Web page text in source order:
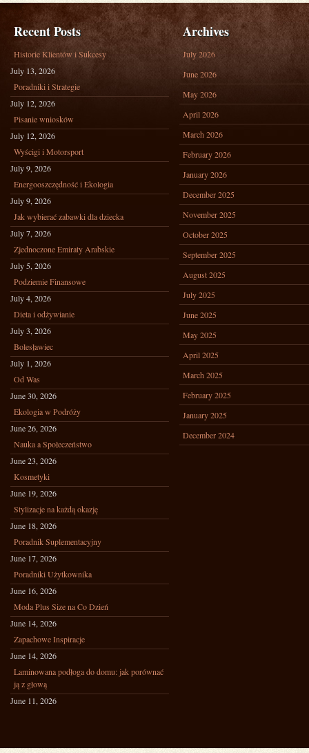
Recent Posts
Historie Klientów i Sukcesy
July 13, 2026
Poradniki i Strategie
July 12, 2026
Pisanie wniosków
July 12, 2026
Wyścigi i Motorsport
July 9, 2026
Energooszczędność i Ekologia
July 9, 2026
Jak wybierać zabawki dla dziecka
July 7, 2026
Zjednoczone Emiraty Arabskie
July 5, 2026
Podziemie Finansowe
July 4, 2026
Dieta i odżywianie
July 3, 2026
Bolesławiec
July 1, 2026
Od Was
June 30, 2026
Ekologia w Podróży
June 26, 2026
Nauka a Społeczeństwo
June 23, 2026
Kosmetyki
June 19, 2026
Stylizacje na każdą okazję
June 18, 2026
Poradnik Suplementacyjny
June 17, 2026
Poradniki Użytkownika
June 16, 2026
Moda Plus Size na Co Dzień
June 14, 2026
Zapachowe Inspiracje
June 14, 2026
Laminowana podłoga do domu: jak porównać
ją z głową
June 11, 2026
Archives
July 2026
June 2026
May 2026
April 2026
March 2026
February 2026
January 2026
December 2025
November 2025
October 2025
September 2025
August 2025
July 2025
June 2025
May 2025
April 2025
March 2025
February 2025
January 2025
December 2024